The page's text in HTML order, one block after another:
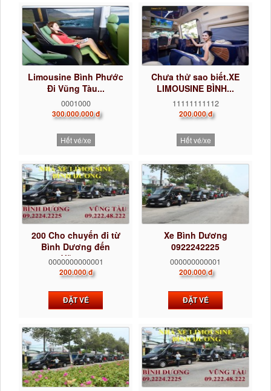
Limousine Bình Phước
Đi Vũng Tàu...
0001000
300.000.000 đ
Hết vé/xe
Chưa thử sao biết.XE
LIMOUSINE BÌNH...
11111111112
200.000 đ
Hết vé/xe
200 Cho chuyến đi từ
Bình Dương đến
Vũng...
0000000000001
200.000 đ
ĐẶT VÉ
Xe Bình Dương
0922242225
000000000001
200.000 đ
ĐẶT VÉ